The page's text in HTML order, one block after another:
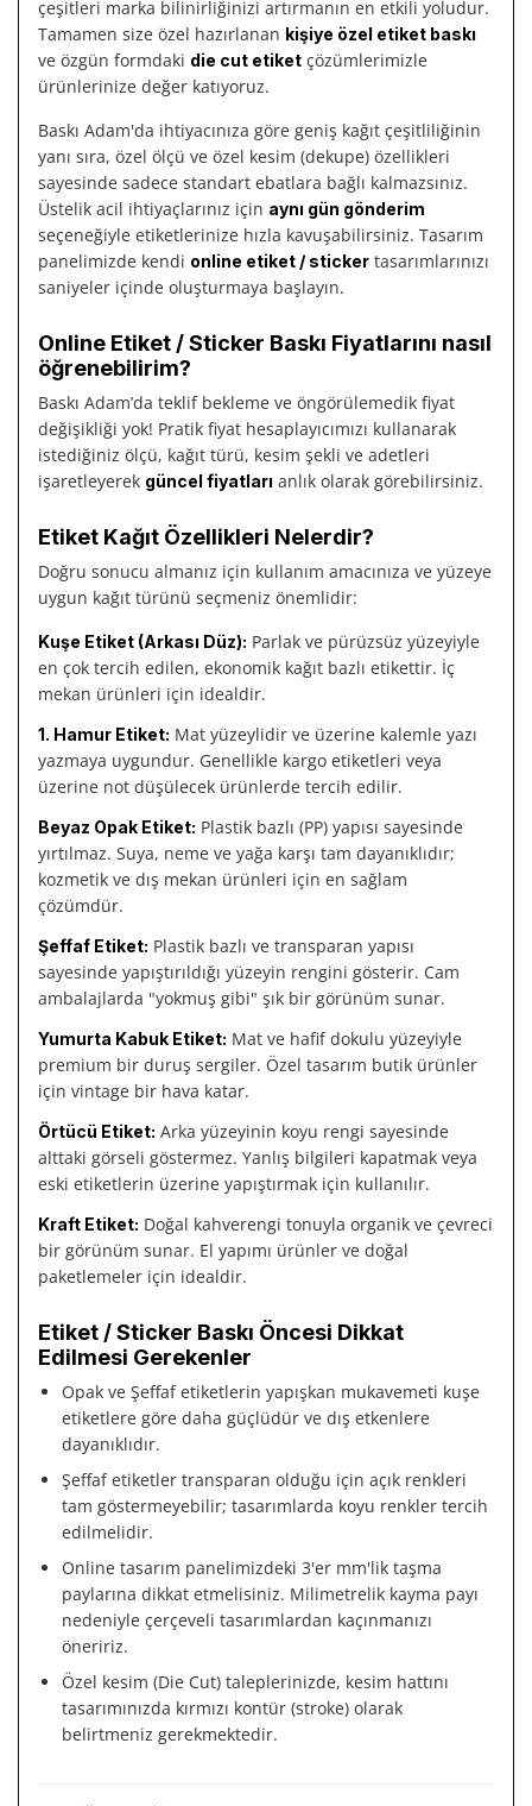
çeşitleri marka bilinirliğinizi artırmanın en etkili yoludur.
Tamamen size özel hazırlanan kişiye özel etiket baskı
ve özgün formdaki die cut etiket çözümlerimizle
ürünlerinize değer katıyoruz.
Baskı Adam'da ihtiyacınıza göre geniş kağıt çeşitliliğinin
yanı sıra, özel ölçü ve özel kesim (dekupe) özellikleri
sayesinde sadece standart ebatlara bağlı kalmazsınız.
Üstelik acil ihtiyaçlarınız için aynı gün gönderim
seçeneğiyle etiketlerinize hızla kavuşabilirsiniz. Tasarım
panelimizde kendi online etiket / sticker tasarımlarınızı
saniyeler içinde oluşturmaya başlayın.
Online Etiket / Sticker Baskı Fiyatlarını nasıl
öğrenebilirim?
Baskı Adam’da teklif bekleme ve öngörülemedik fiyat
değişikliği yok! Pratik fiyat hesaplayıcımızı kullanarak
istediğiniz ölçü, kağıt türü, kesim şekli ve adetleri
işaretleyerek güncel fiyatları anlık olarak görebilirsiniz.
Etiket Kağıt Özellikleri Nelerdir?
Doğru sonucu almanız için kullanım amacınıza ve yüzeye
uygun kağıt türünü seçmeniz önemlidir:
Kuşe Etiket (Arkası Düz): Parlak ve pürüzsüz yüzeyiyle
en çok tercih edilen, ekonomik kağıt bazlı etikettir. İç
mekan ürünleri için idealdir.
1. Hamur Etiket: Mat yüzeylidir ve üzerine kalemle yazı
yazmaya uygundur. Genellikle kargo etiketleri veya
üzerine not düşülecek ürünlerde tercih edilir.
Beyaz Opak Etiket: Plastik bazlı (PP) yapısı sayesinde
yırtılmaz. Suya, neme ve yağa karşı tam dayanıklıdır;
kozmetik ve dış mekan ürünleri için en sağlam
çözümdür.
Şeffaf Etiket: Plastik bazlı ve transparan yapısı
sayesinde yapıştırıldığı yüzeyin rengini gösterir. Cam
ambalajlarda "yokmuş gibi" şık bir görünüm sunar.
Yumurta Kabuk Etiket: Mat ve hafif dokulu yüzeyiyle
premium bir duruş sergiler. Özel tasarım butik ürünler
için vintage bir hava katar.
Örtücü Etiket: Arka yüzeyinin koyu rengi sayesinde
alttaki görseli göstermez. Yanlış bilgileri kapatmak veya
eski etiketlerin üzerine yapıştırmak için kullanılır.
Kraft Etiket: Doğal kahverengi tonuyla organik ve çevreci
bir görünüm sunar. El yapımı ürünler ve doğal
paketlemeler için idealdir.
Etiket / Sticker Baskı Öncesi Dikkat
Edilmesi Gerekenler
Opak ve Şeffaf etiketlerin yapışkan mukavemeti kuşe
etiketlere göre daha güçlüdür ve dış etkenlere
dayanıklıdır.
Şeffaf etiketler transparan olduğu için açık renkleri
tam göstermeyebilir; tasarımlarda koyu renkler tercih
edilmelidir.
Online tasarım panelimizdeki 3'er mm'lik taşma
paylarına dikkat etmelisiniz. Milimetrelik kayma payı
nedeniyle çerçeveli tasarımlardan kaçınmanızı
öneririz.
Özel kesim (Die Cut) taleplerinizde, kesim hattını
tasarımınızda kırmızı kontür (stroke) olarak
belirtmeniz gerekmektedir.